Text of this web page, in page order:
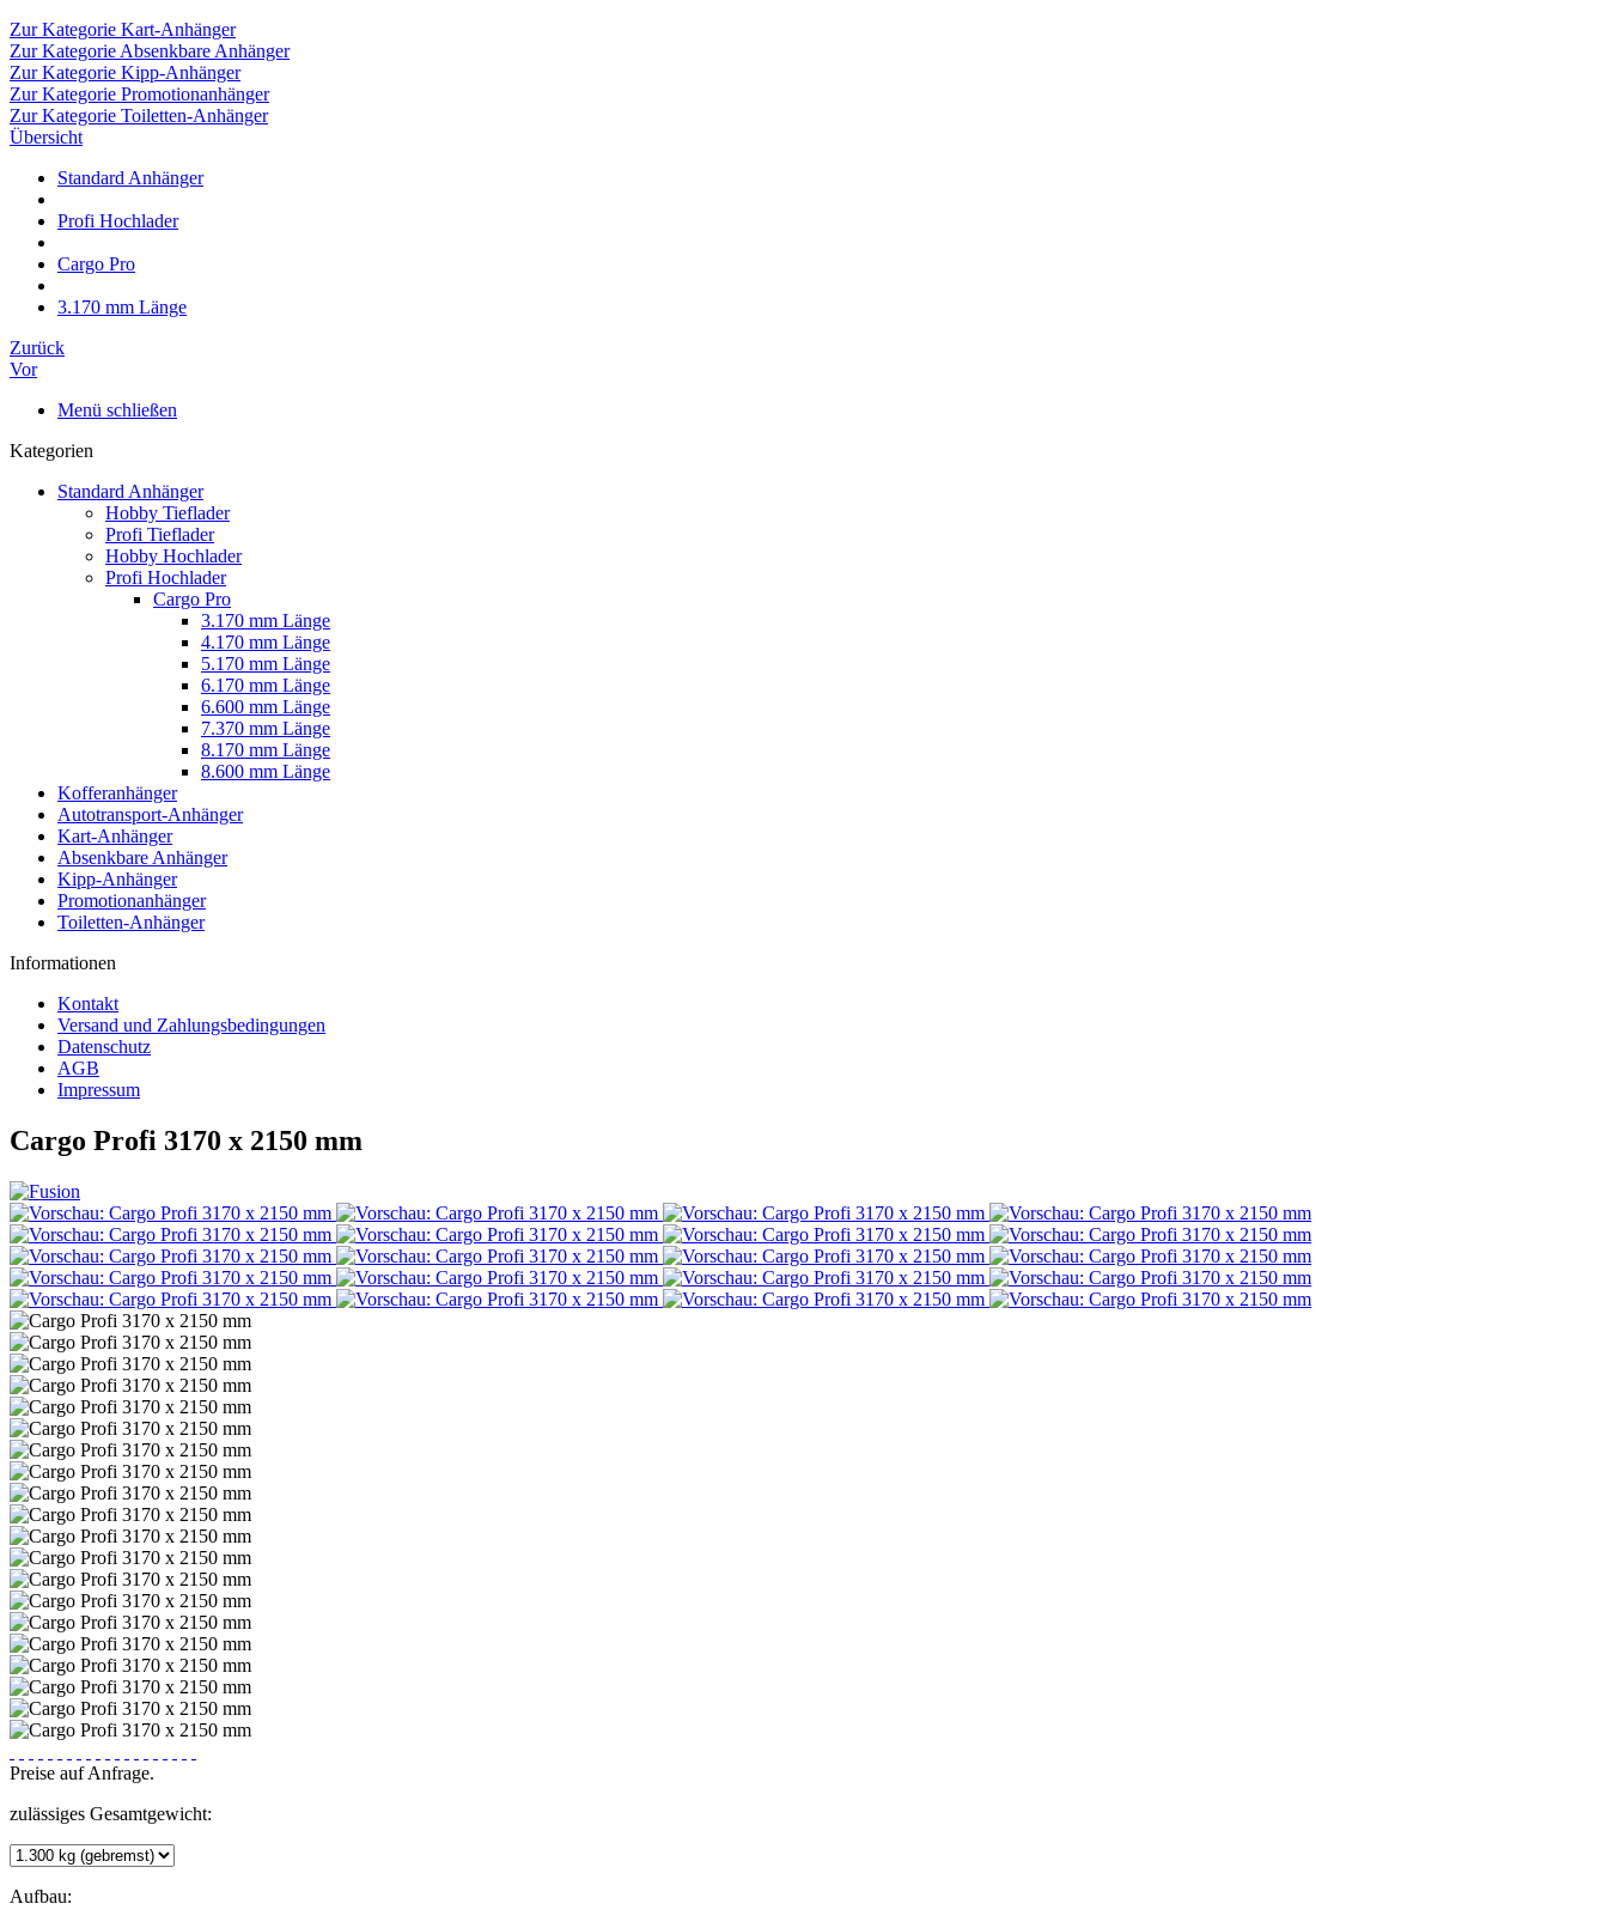
Zur Kategorie Kart-Anhänger
Zur Kategorie Absenkbare Anhänger
Zur Kategorie Kipp-Anhänger
Zur Kategorie Promotionanhänger
Zur Kategorie Toiletten-Anhänger
Übersicht
Standard Anhänger
Profi Hochlader
Cargo Pro
3.170 mm Länge
Zurück
Vor
Menü schließen
Kategorien
Standard Anhänger
Hobby Tieflader
Profi Tieflader
Hobby Hochlader
Profi Hochlader
Cargo Pro
3.170 mm Länge
4.170 mm Länge
5.170 mm Länge
6.170 mm Länge
6.600 mm Länge
7.370 mm Länge
8.170 mm Länge
8.600 mm Länge
Kofferanhänger
Autotransport-Anhänger
Kart-Anhänger
Absenkbare Anhänger
Kipp-Anhänger
Promotionanhänger
Toiletten-Anhänger
Informationen
Kontakt
Versand und Zahlungsbedingungen
Datenschutz
AGB
Impressum
Cargo Profi 3170 x 2150 mm
Preise auf Anfrage.
zulässiges Gesamtgewicht:
Aufbau: